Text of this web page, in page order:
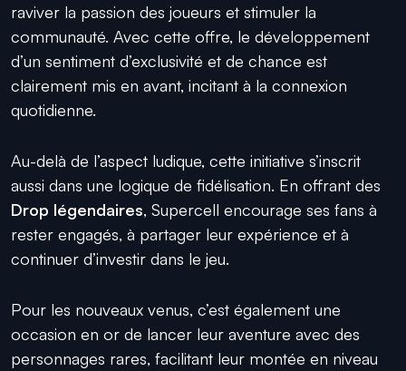
raviver la passion des joueurs et stimuler la
communauté. Avec cette offre, le développement
d’un sentiment d’exclusivité et de chance est
clairement mis en avant, incitant à la connexion
quotidienne.
Au-delà de l’aspect ludique, cette initiative s’inscrit
aussi dans une logique de fidélisation. En offrant des
Drop légendaires, Supercell encourage ses fans à
rester engagés, à partager leur expérience et à
continuer d’investir dans le jeu.
Pour les nouveaux venus, c’est également une
occasion en or de lancer leur aventure avec des
personnages rares, facilitant leur montée en niveau